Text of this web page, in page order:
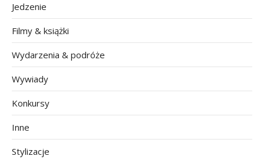
Jedzenie
Filmy & książki
Wydarzenia & podróże
Wywiady
Konkursy
Inne
Stylizacje